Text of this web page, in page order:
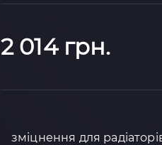
2 014 грн.
зміцнення для